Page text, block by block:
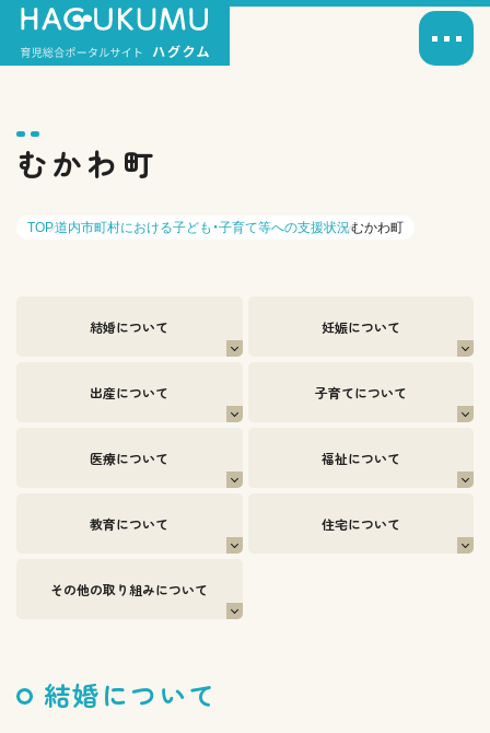
むかわ町
TOP道内市町村における子ども・子育て等への支援状況むかわ町
結婚について 妊娠について
出産について 子育てについて
医療について 福祉について
教育について 住宅について
その他の取り組みについて
結婚について